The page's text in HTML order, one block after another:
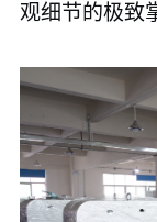
观细节的极致